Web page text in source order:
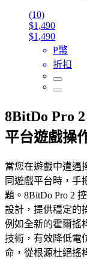
(10)
$1,490
$1,490
P幣
折扣
8BitDo Pro
平台遊戲操
當您在遊戲中遭遇
同遊戲平台時，手
題。8BitDo Pro 2
設計，提供穩定的
例如全新的霍爾搖
技術，有效降低電
命，從根源杜絕搖